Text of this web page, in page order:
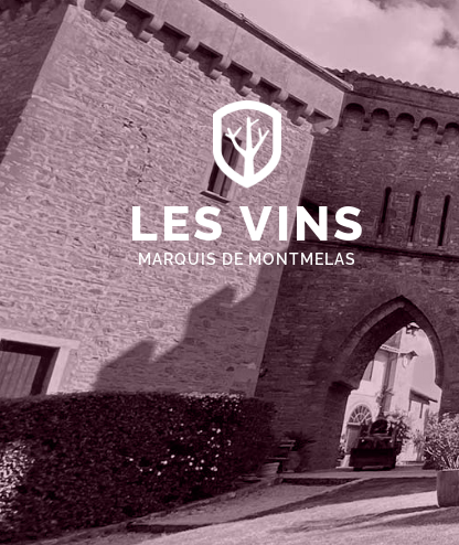
LES VINS
MARQUIS DE MONTMELAS